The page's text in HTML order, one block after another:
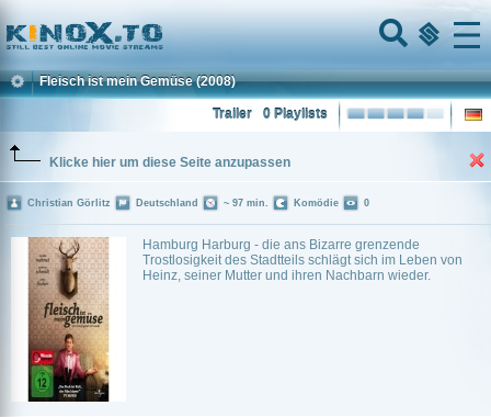
Home
Menu
Fleisch ist mein Gemüse (2008)
0 Playlists
Trailer
Klicke hier um diese Seite anzupassen
Hamburg Harburg - die ans Bizarre grenzende
Trostlosigkeit des Stadtteils schlägt sich im Leben von
Heinz, seiner Mutter und ihren Nachbarn wieder.
Christian Görlitz Deutschland ~ 97 min. Komödie 0